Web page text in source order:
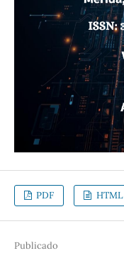
PDF HTML
Publicado